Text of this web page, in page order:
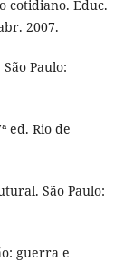
cotidiano. Educ.
2007.
Paulo:
ed. Rio de
São Paulo:
guerra e